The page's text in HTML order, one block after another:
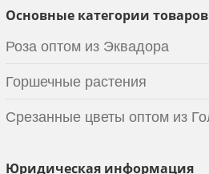
Основные категории товаров
Роза оптом из Эквадора
Горшечные растения
Срезанные цветы оптом из
Юридическая информация